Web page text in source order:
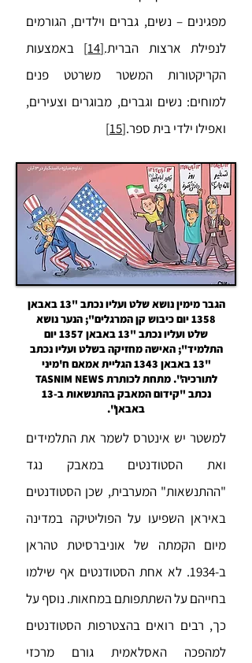
מפגינים – נשים, גברים וילדים, הגורמים
לנפילת ארצות הברית.[14]
באמצעות
הקריקטורות המשטר משרטט פנים
למוחים: נשים וגברים, מבוגרים וצעירים,
ואפילו ילדי בית ספר.[15]
הגבר מימין נושא שלט ועליו נכתב "13 באבאן
1358 יום כיבוש קן המרגלים"; הנער נושא
שלט ועליו נכתב "13 באבאן 1357 יום
התלמיד"; האישה מחזיקה בשלט ועליו נכתב
"13 באבאן 1343 הגליית אמאם ח'מיני
לתורכיה". מתחת לכותרת TASNIM NEWS
נכתב "קידום המאבק בהתנשאות ב-13
באבאן".
למשטר יש אינטרס לשמר את התלמידים
ואת הסטודנטים במאבק נגד
"ההתנשאות" המערבית, שכן הסטודנטים
באיראן השפיעו על הפוליטיקה במדינה
מיום הקמתה של אוניברסיטת טהראן
ב-1934. לא אחת הסטודנטים אף שילמו
בחייהם על השתתפותם במחאות. נוסף על
כך, רבים רואים בהצטרפות הסטודנטים
למהפכה האסלאמית גורם מרכזי